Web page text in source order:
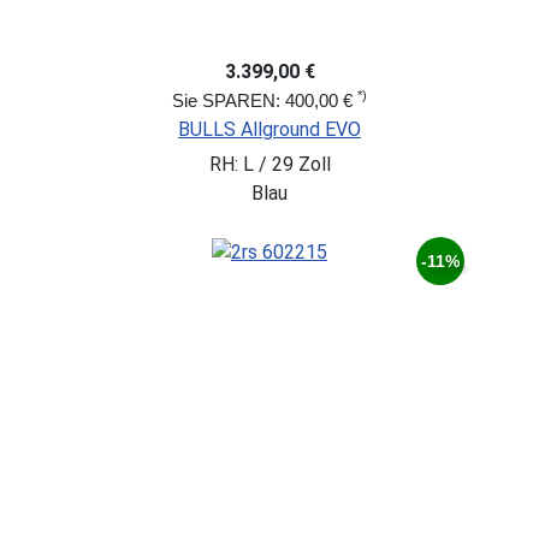
3.399,00 €
Sie SPAREN: 400,00 € *)
BULLS Allground EVO
RH: L / 29 Zoll
Blau
-11%